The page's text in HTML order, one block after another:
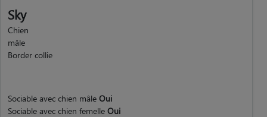
Sky
Chien
mâle
Border collie
Sociable avec chien mâle Oui
Sociable avec chien femelle Oui